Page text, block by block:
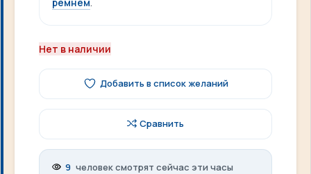
Нет в наличии
Добавить в список желаний
Сравнить
9 человек смотрят сейчас эти часы